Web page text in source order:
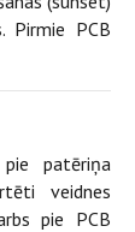
Pirmie PCB
patēriņa
veidnes
pie PCB